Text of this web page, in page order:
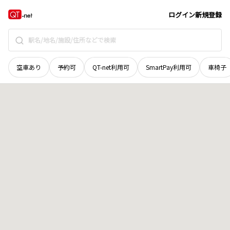
ログイン新規登録
空車あり 予約可 QT-net利用可 SmartPay利用可 車椅子
岩手県